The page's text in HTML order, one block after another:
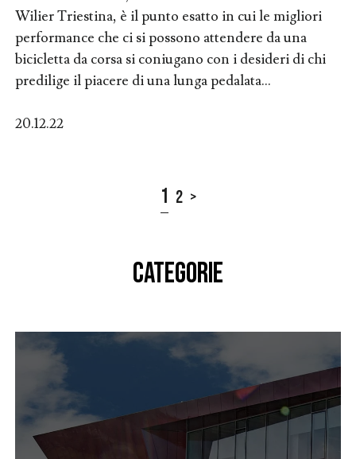
Wilier Triestina, è il punto esatto in cui le migliori
performance che ci si possono attendere da una
bicicletta da corsa si coniugano con i desideri di chi
predilige il piacere di una lunga pedalata...
20.12.22
1 2 >
CATEGORIE